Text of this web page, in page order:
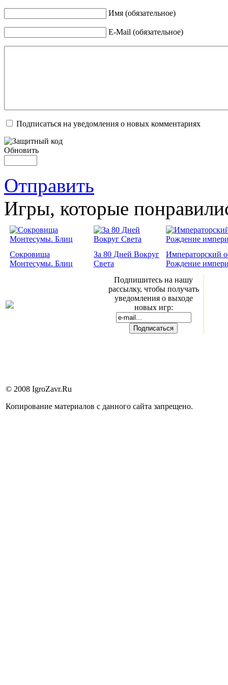
Имя (обязательное)
E-Mail (обязательное)
Подписаться на уведомления о новых комментариях
Обновить
Отправить
Игры, которые
Сокровища
Монтесумы. Блиц
За 80 Дней Вокруг
Света
Императорский
Рождение
Подпишитесь на нашу
рассылку, чтобы получать
уведомления о выходе
новых игр:
© 2008 IgroZavr.Ru
Копирование материалов с данного сайта запрещено.